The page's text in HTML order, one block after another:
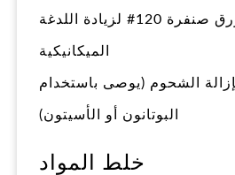
صنفرة متقاطعة بورق صنفرة 120# لزيادة اللدغة
الميكانيكية
الشحوم (يوصى باستخدام
البوتانون أو الأسيتون)
خلط المواد